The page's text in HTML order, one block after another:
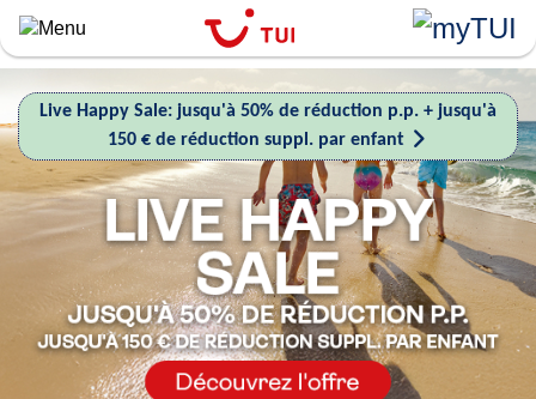
Aller
au
contenu
principalLive Happy Sale: jusqu'à 50% de réduction p.p. + jusqu'à
150 € de réduction suppl. par enfant